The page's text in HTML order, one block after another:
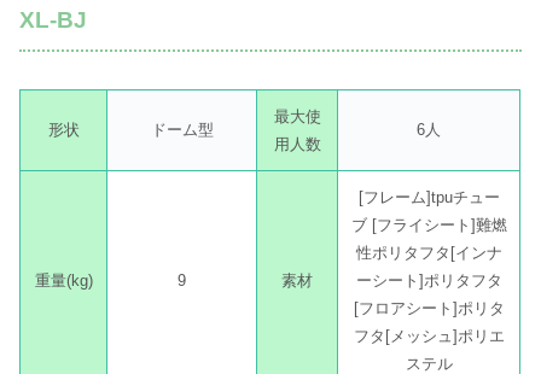
XL-BJ
形状 ドーム型
最大使
用人数
6人
重量(kg) 9 素材
[フレーム]tpuチュー
ブ [フライシート]難燃
性ポリタフタ[インナ
ーシート]ポリタフタ
[フロアシート]ポリタ
フタ[メッシュ]ポリエ
ステル